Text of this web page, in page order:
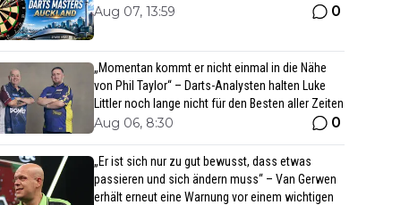
Aug 07, 13:59 0
„Momentan kommt er nicht einmal in die Nähe
von Phil Taylor“ – Darts-Analysten halten Luke
Littler noch lange nicht für den Besten aller Zeiten
Aug 06, 8:30 0
„Er ist sich nur zu gut bewusst, dass etwas
passieren und sich ändern muss“ – Van Gerwen
erhält erneut eine Warnung vor einem wichtigen